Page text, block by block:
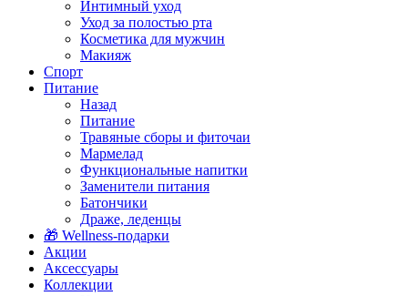
Интимный уход
Уход за полостью рта
Косметика для мужчин
Макияж
Спорт
Питание
Назад
Питание
Травяные сборы и фиточаи
Мармелад
Функциональные напитки
Заменители питания
Батончики
Драже, леденцы
🎁 Wellness-подарки
Акции
Аксессуары
Коллекции